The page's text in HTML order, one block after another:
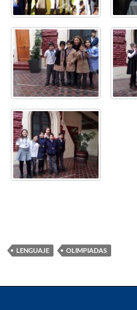
LENGUAJE OLIMPIADAS